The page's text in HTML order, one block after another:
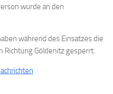
wurde an den
während des Einsatzes die
Richtung Göldenitz gesperrt.